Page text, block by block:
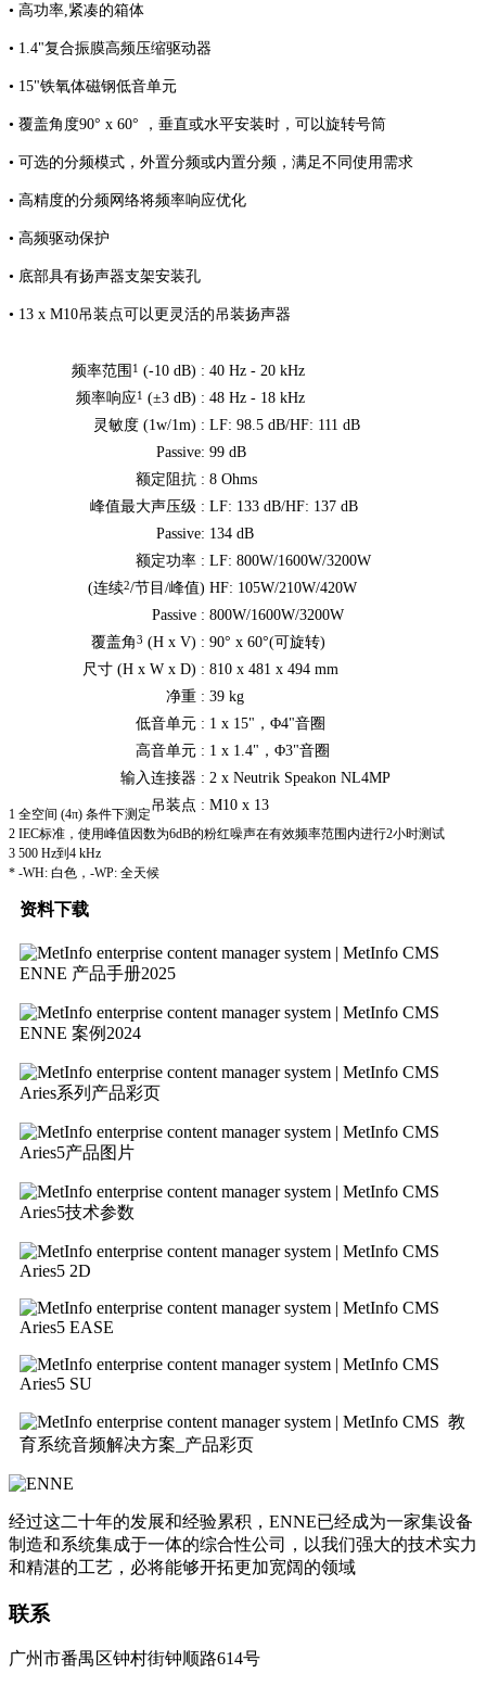
• 高功率,紧凑的箱体
• 1.4"复合振膜高频压缩驱动器
• 15"铁氧体磁钢低音单元
• 覆盖角度90° x 60° ，垂直或水平安装时，可以旋转号筒
• 可选的分频模式，外置分频或内置分频，满足不同使用需求
• 高精度的分频网络将频率响应优化
• 高频驱动保护
• 底部具有扬声器支架安装孔
• 13 x M10吊装点可以更灵活的吊装扬声器
频率范围 1 (-10 dB) : 40 Hz - 20 kHz
频率响应1 (±3 dB) : 48 Hz - 18 kHz
灵敏度 (1w/1m) : LF: 98.5 dB/HF: 111 dB
Passive: 99 dB
额定阻抗 : 8 Ohms
峰值最大声压级 : LF: 133 dB/HF: 137 dB
Passive: 134 dB
额定功率 : LF: 800W/1600W/3200W
(连续2/节目/峰值) HF: 105W/210W/420W
Passive : 800W/1600W/3200W
覆盖角3 (H x V) : 90° x 60°(可旋转)
尺寸 (H x W x D) : 810 x 481 x 494 mm
净重 : 39 kg
低音单元 : 1 x 15"，Φ4"音圈
高音单元 : 1 x 1.4"，Φ3"音圈
输入连接器 : 2 x Neutrik Speakon NL4MP
吊装点 : M10 x 13
1 全空间 (4π) 条件下测定
2 IEC标准，使用峰值因数为6dB的粉红噪声在有效频率范围内进行2小时测试
3 500 Hz到4 kHz
* -WH: 白色，-WP: 全天候
资料下载
ENNE 产品手册2025
ENNE 案例2024
Aries系列产品彩页
Aries5产品图片
Aries5技术参数
Aries5 2D
Aries5 EASE
Aries5 SU
教
育系统音频解决方案_产品彩页
经过这二十年的发展和经验累积，ENNE已经成为一家集设备
制造和系统集成于一体的综合性公司，以我们强大的技术实力
和精湛的工艺，必将能够开拓更加宽阔的领域
联系
广州市番禺区钟村街钟顺路614号